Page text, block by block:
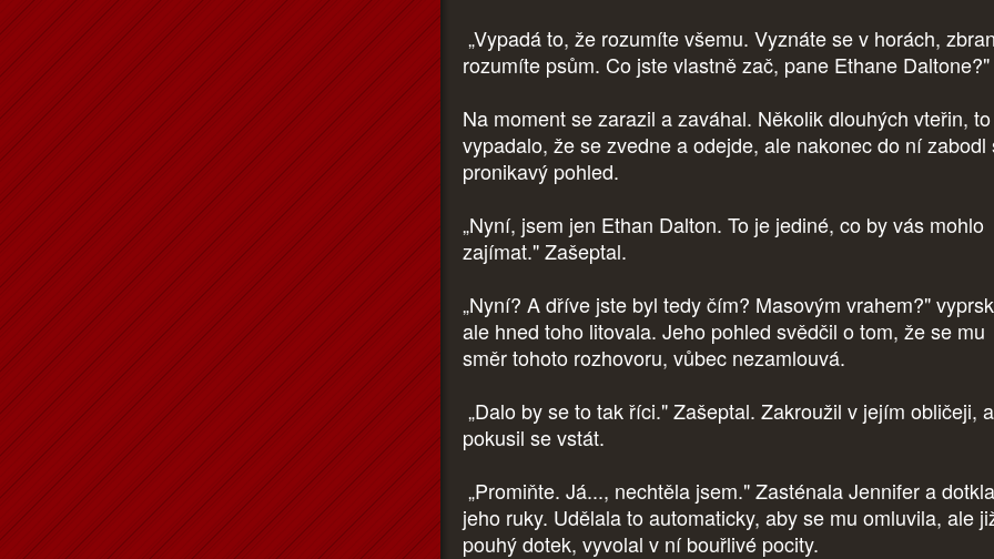
„Vypadá to, že rozumíte všemu. Vyznáte se v horách,
rozumíte psům. Co jste vlastně zač, pane Ethane Daltone?"
Na moment se zarazil a zaváhal. Několik dlouhých vteřin, to
vypadalo, že se zvedne a odejde, ale nakonec do ní zabodl
pronikavý pohled.
„Nyní, jsem jen Ethan Dalton. To je jediné, co by vás mohlo
zajímat." Zašeptal.
„Nyní? A dříve jste byl tedy čím? Masovým vrahem?"
ale hned toho litovala. Jeho pohled svědčil o tom, že se mu
směr tohoto rozhovoru, vůbec nezamlouvá.
„Dalo by se to tak říci." Zašeptal. Zakroužil v jejím obličeji, a
pokusil se vstát.
„Promiňte. Já..., nechtěla jsem." Zasténala Jennifer a
jeho ruky. Udělala to automaticky, aby se mu omluvila, ale
pouhý dotek, vyvolal v ní bouřlivé pocity.